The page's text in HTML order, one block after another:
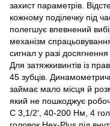
захист параметрів.
кожному поділечку під
полегшує впевнений
механізм
сигнал у разі
Для затяжкивинтів із
45 зубців.
займає мало місця й
який не пошкоджує
C 3,1/2', 40-200 Нм, 4